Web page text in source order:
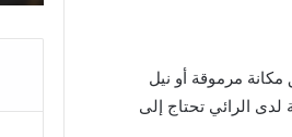
مرموقة أو نيل
لدى الرائي تحتاج إلى